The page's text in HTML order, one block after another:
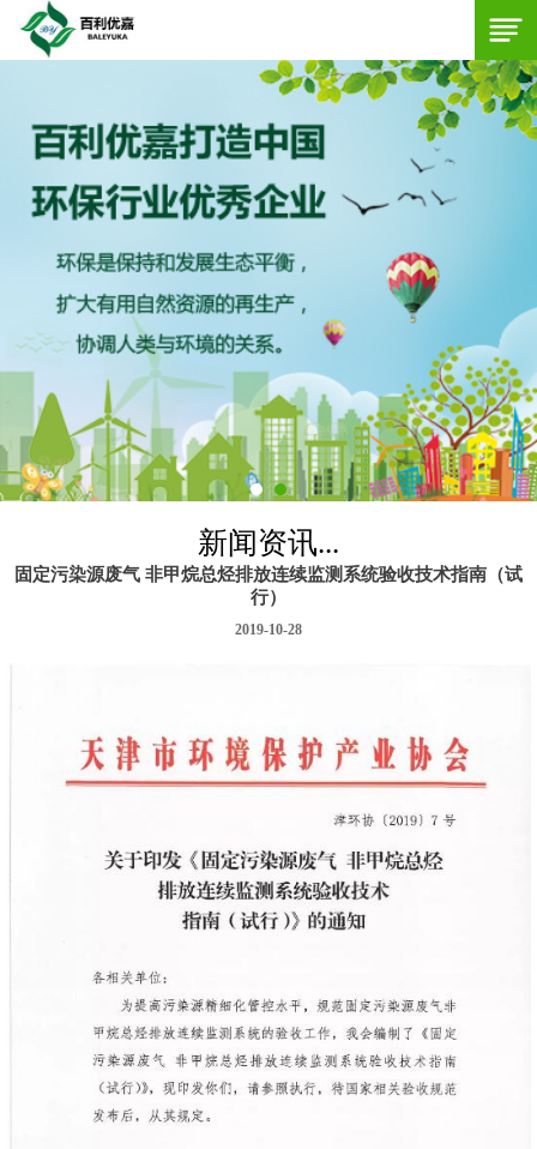
新闻资讯...
固定污染源废气 非甲烷总烃排放连续监测系统验收技术指南（试
行）
2019-10-28